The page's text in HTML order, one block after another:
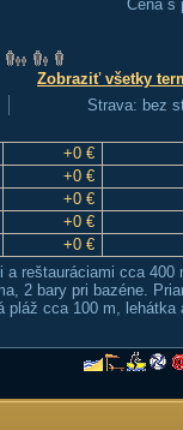
Cena s
Zobraziť všetky
Strava: bez
+0 €
+0 €
+0 €
+0 €
+0 €
reštauráciami cca 400
2 bary pri bazéne.
pláž cca 100 m, lehátka